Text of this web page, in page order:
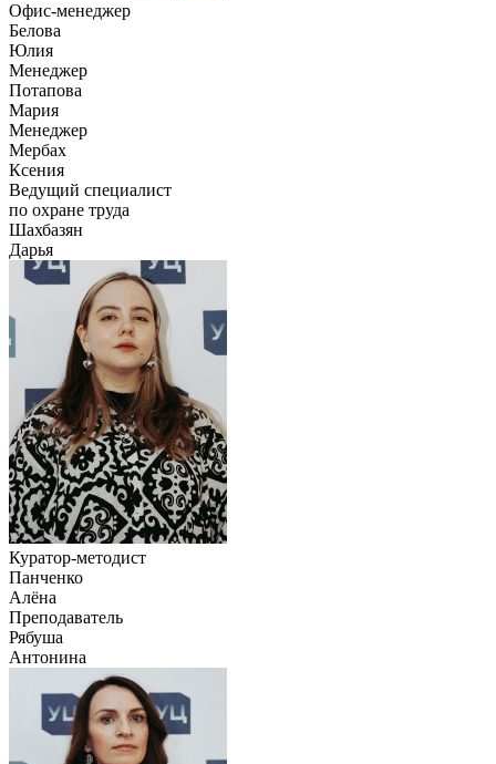
Офис-менеджер
Белова
Юлия
Менеджер
Потапова
Мария
Менеджер
Мербах
Ксения
Ведущий специалист
по охране труда
Шахбазян
Дарья
Куратор-методист
Панченко
Алёна
Преподаватель
Рябуша
Антонина